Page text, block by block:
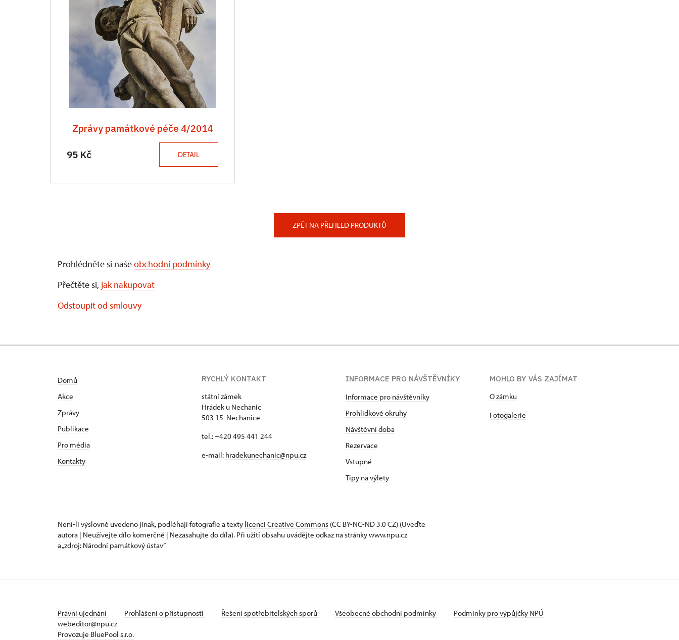
Zprávy památkové péče 4/2014
95 Kč DETAIL
ZPĚT NA PŘEHLED PRODUKTŮ
Prohlédněte si našeobchodní podmínky
Přečtěte si, jak nakupovat
Odstoupit od smlouvy
Domů
Akce
Zprávy
Publikace
Pro média
Kontakty
RYCHLÝ KONTAKT
státní zámek
Hrádek u Nechanic
503 15 Nechanice
tel.: +420 495 441 244
e-mail: hradekunechanic@npu.cz
INFORMACE PRO NÁVŠTĚVNÍKY
Informace pro návštěvníky
Prohlídkové okruhy
Návštěvní doba
Rezervace
Vstupné
Tipy na výlety
MOHLO BY VÁS ZAJÍMAT
O zámku
Fotogalerie
Není-li výslovně uvedeno jinak, podléhají fotografie a texty licenci Creative Commons (CC BY-NC-ND 3.0 CZ) (Uveďte
autora | Neužívejte dílo komerčně | Nezasahujte do díla). Při užití obsahu uvádějte odkaz na stránky www.npu.cz
a „zdroj: Národní památkový ústav“
Právní ujednání Prohlášení o přístupnosti Řešení spotřebitelských sporů Všeobecné obchodní podmínky
Podmínky pro výpůjčky NPÚ
webeditor@npu.cz
Provozuje BluePool s.r.o.